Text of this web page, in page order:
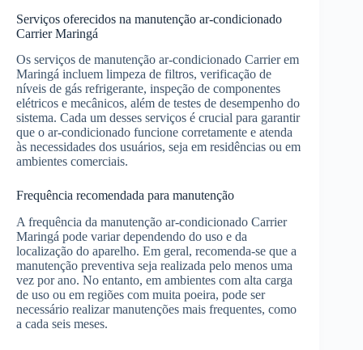
Serviços oferecidos na manutenção ar-condicionado
Carrier Maringá
Os serviços de manutenção ar-condicionado Carrier em
Maringá incluem limpeza de filtros, verificação de
níveis de gás refrigerante, inspeção de componentes
elétricos e mecânicos, além de testes de desempenho do
sistema. Cada um desses serviços é crucial para garantir
que o ar-condicionado funcione corretamente e atenda
às necessidades dos usuários, seja em residências ou em
ambientes comerciais.
Frequência recomendada para manutenção
A frequência da manutenção ar-condicionado Carrier
Maringá pode variar dependendo do uso e da
localização do aparelho. Em geral, recomenda-se que a
manutenção preventiva seja realizada pelo menos uma
vez por ano. No entanto, em ambientes com alta carga
de uso ou em regiões com muita poeira, pode ser
necessário realizar manutenções mais frequentes, como
a cada seis meses.